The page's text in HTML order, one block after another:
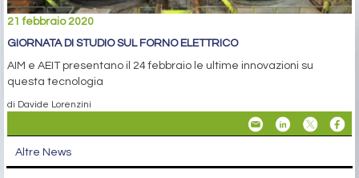
21 febbraio 2020
GIORNATA DI STUDIO SUL FORNO ELETTRICO
AIM e AEIT presentano il 24 febbraio le ultime innovazioni su
questa tecnologia
di Davide Lorenzini
Altre News